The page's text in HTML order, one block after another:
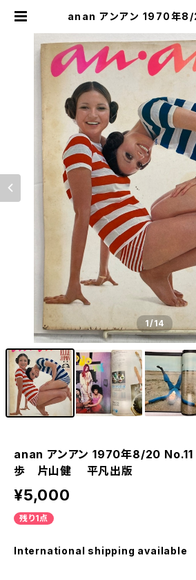
anan アンアン 1970年
出版 | トムズボッ
1/14
anan アンアン 1970年8/20
歩 片山健 平凡出版
¥5,000
残り1点
International shipping available